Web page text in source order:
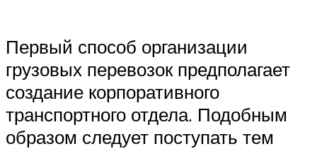
Первый способ организации
грузовых перевозок предполагает
создание корпоративного
транспортного отдела. Подобным
образом следует поступать тем